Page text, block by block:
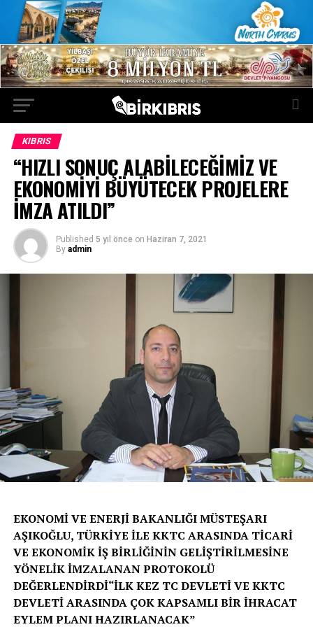
KIBRIS
“HIZLI SONUÇ ALABİLECEĞİMİZ VE
EKONOMİYİ BÜYÜTECEK PROJELERE
İMZA ATILDI”
Published 5 yıl önce on Haziran 7, 2021
By admin
EKONOMİ VE ENERJİ BAKANLIĞI MÜSTEŞARI
AŞIKOĞLU, TÜRKİYE İLE KKTC ARASINDA TİCARİ
VE EKONOMİK İŞ BİRLİĞİNİN GELİŞTİRİLMESİNE
YÖNELİK İMZALANAN PROTOKOLÜ
DEĞERLENDİRDİ“İLK KEZ TC DEVLETİ VE KKTC
DEVLETİ ARASINDA ÇOK KAPSAMLI BİR İHRACAT
EYLEM PLANI HAZIRLANACAK”